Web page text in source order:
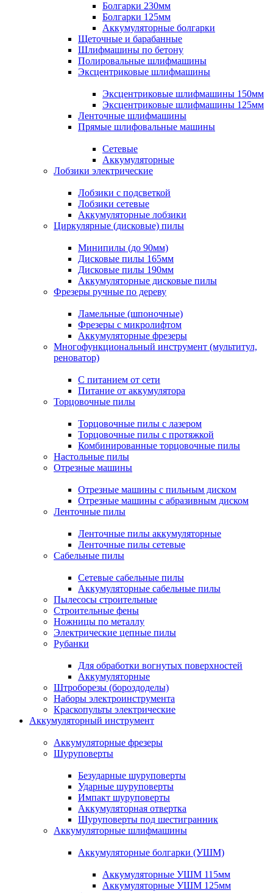
Болгарки 230мм
Болгарки 125мм
Аккумуляторные болгарки
Щеточные и барабанные
Шлифмашины по бетону
Полировальные шлифмашины
Эксцентриковые шлифмашины
Эксцентриковые шлифмашины 150мм
Эксцентриковые шлифмашины 125мм
Ленточные шлифмашины
Прямые шлифовальные машины
Сетевые
Аккумуляторные
Лобзики электрические
Лобзики с подсветкой
Лобзики сетевые
Аккумуляторные лобзики
Циркулярные (дисковые) пилы
Минипилы (до 90мм)
Дисковые пилы 165мм
Дисковые пилы 190мм
Аккумуляторные дисковые пилы
Фрезеры ручные по дереву
Ламельные (шпоночные)
Фрезеры с микролифтом
Аккумуляторные фрезеры
Многофункциональный инструмент (мультитул,
реноватор)
С питанием от сети
Питание от аккумулятора
Торцовочные пилы
Торцовочные пилы с лазером
Торцовочные пилы с протяжкой
Комбинированные торцовочные пилы
Настольные пилы
Отрезные машины
Отрезные машины с пильным диском
Отрезные машины с абразивным диском
Ленточные пилы
Ленточные пилы аккумуляторные
Ленточные пилы сетевые
Сабельные пилы
Сетевые сабельные пилы
Аккумуляторные сабельные пилы
Пылесосы строительные
Строительные фены
Ножницы по металлу
Электрические цепные пилы
Рубанки
Для обработки вогнутых поверхностей
Аккумуляторные
Штроборезы (бороздоделы)
Наборы электроинструмента
Краскопульты электрические
Аккумуляторный инструмент
Аккумуляторные фрезеры
Шуруповерты
Безударные шуруповерты
Ударные шуруповерты
Импакт шуруповерты
Аккумуляторная отвертка
Шуруповерты под шестигранник
Аккумуляторные шлифмашины
Аккумуляторные болгарки (УШМ)
Аккумуляторные УШМ 115мм
Аккумуляторные УШМ 125мм